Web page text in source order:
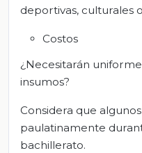
deportivas, culturales
Costos
¿Necesitarán
insumos?
Considera que
paulatinamente
bachillerato.